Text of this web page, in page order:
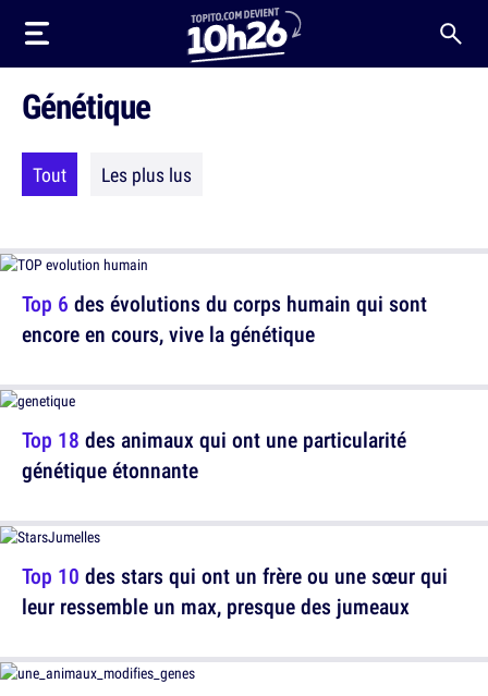
Génétique
Tout Les plus lus
Top 6 des évolutions du corps humain qui sont
encore en cours, vive la génétique
Top 18 des animaux qui ont une particularité
génétique étonnante
Top 10 des stars qui ont un frère ou une sœur qui
leur ressemble un max, presque des jumeaux